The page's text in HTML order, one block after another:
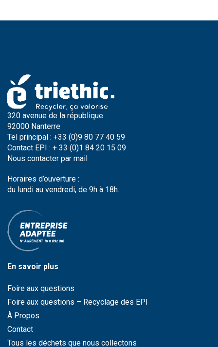
320 avenue de la république
92000 Nanterre
Tel principal : +33 (0)9 80 77 40 59
Contact EPI : + 33 (0)1 84 20 15 09
Nous contacter par mail
Horaires d’ouverture :
du lundi au vendredi, de 9h à 18h.
En savoir plus
Foire aux questions
Foire aux questions – Recyclage des EPI
À Propos
Contact
Tous les déchets que nous collectons